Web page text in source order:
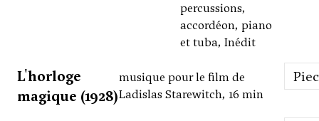
percussions,
accordéon, piano
et tuba, Inédit
L'horloge
magique (1928)
musique pour le film de
Ladislas Starewitch, 16 min